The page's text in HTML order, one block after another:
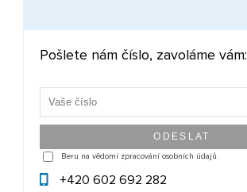
Pošlete nám číslo, zavoláme vám:
Beru na vědomí zpracování osobních údajů.
+420 602 692 282